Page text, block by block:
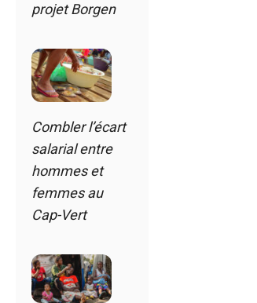
projet Borgen
Combler l’écart
salarial entre
hommes et
femmes au
Cap-Vert